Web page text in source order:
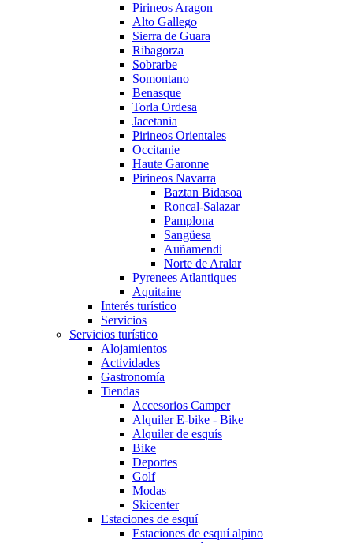
Pirineos Aragon
Alto Gallego
Sierra de Guara
Ribagorza
Sobrarbe
Somontano
Benasque
Torla Ordesa
Jacetania
Pirineos Orientales
Occitanie
Haute Garonne
Pirineos Navarra
Baztan Bidasoa
Roncal-Salazar
Pamplona
Sangüesa
Auñamendi
Norte de Aralar
Pyrenees Atlantiques
Aquitaine
Interés turístico
Servicios
Servicios turístico
Alojamientos
Actividades
Gastronomía
Tiendas
Accesorios Camper
Alquiler E-bike - Bike
Alquiler de esquís
Bike
Deportes
Golf
Modas
Skicenter
Estaciones de esquí
Estaciones de esquí alpino